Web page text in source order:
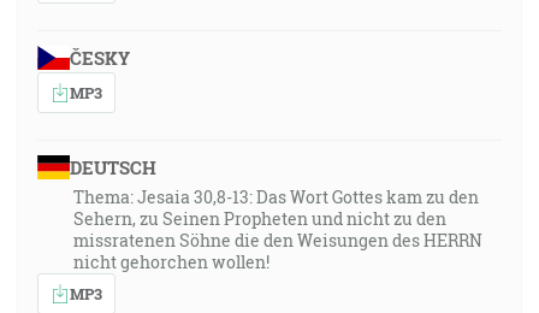
ČESKY
MP3
DEUTSCH
Thema: Jesaia 30,8-13: Das Wort Gottes kam zu den
Sehern, zu Seinen Propheten und nicht zu den
missratenen Söhne die den Weisungen des HERRN
nicht gehorchen wollen!
MP3